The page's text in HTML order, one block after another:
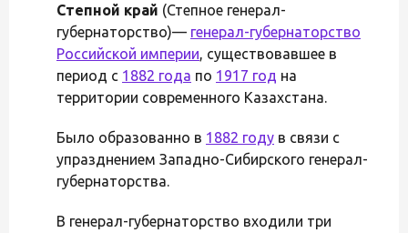
Степной край (Степное генерал-
губернаторство)— генерал-губернаторство
Российской империи, существовавшее в
период с 1882 года по 1917 год на
территории современного Казахстана.
Было образованно в 1882 году в связи с
упразднением Западно-Сибирского генерал-
губернаторства.
В генерал-губернаторство входили три